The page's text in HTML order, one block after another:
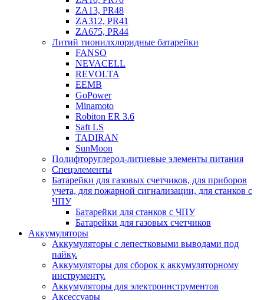
ZA13, PR48
ZA312, PR41
ZA675, PR44
Литий тионилхлоридные батарейки
FANSO
NEVACELL
REVOLTA
EEMB
GoPower
Minamoto
Robiton ER 3.6
Saft LS
TADIRAN
SunMoon
Полифторуглерод-литиевые элементы питания
Спецэлементы
Батарейки для газовых счетчиков, для приборов
учета, для пожарной сигнализации, для станков с
ЧПУ
Батарейки для станков с ЧПУ
Батарейки для газовых счетчиков
Аккумуляторы
Аккумуляторы с лепестковыми выводами под
пайку.
Аккумуляторы для сборок к аккумуляторному
инструменту.
Аккумуляторы для электроинструментов
Аксессуары